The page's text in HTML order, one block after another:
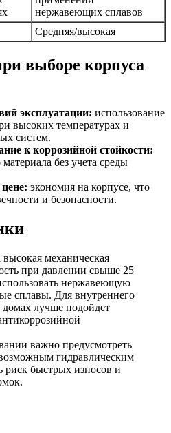
нержавеющих сплавов
Средняя/высокая
выборе корпуса
эксплуатации: использование
высоких температурах и
систем.
к коррозийной стойкости:
без учета среды
экономия на корпусе, что
и безопасности.
механическая
при давлении свыше 25
нержавеющую
сплавы. Для внутреннего
лучше подойдет
важно предусмотреть
гидравлическим
риск быстрых износов и